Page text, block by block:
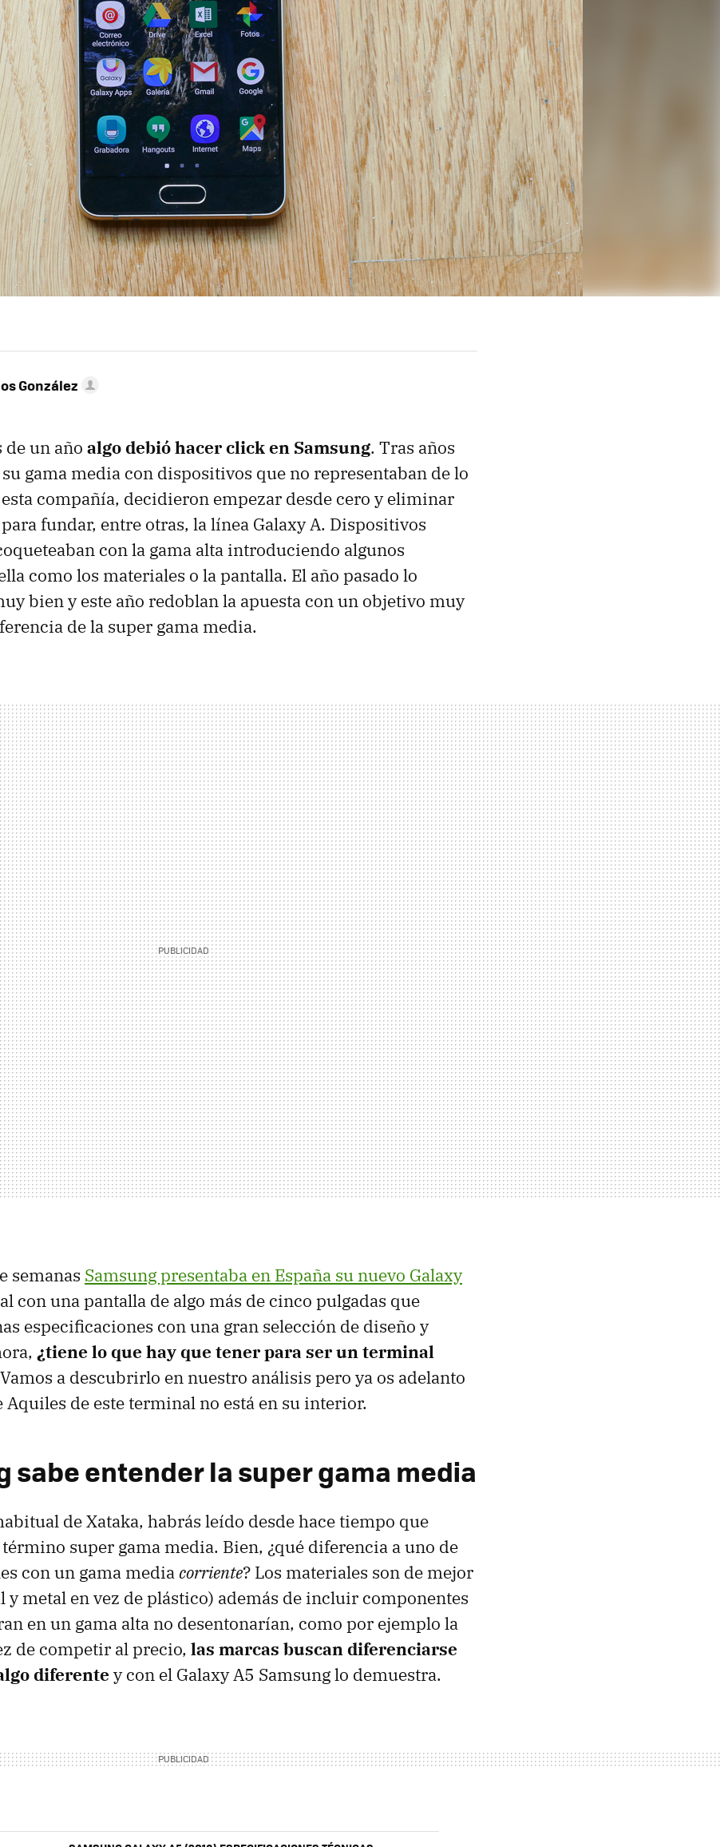
González
de un año algo debió hacer click en Samsung. Tras años
gama media con dispositivos que no representaban de lo
compañía, decidieron empezar desde cero y eliminar
fundar, entre otras, la línea Galaxy A. Dispositivos
con la gama alta introduciendo algunos
como los materiales o la pantalla. El año pasado lo
bien y este año redoblan la apuesta con un objetivo muy
de la super gama media.
semanas Samsung presentaba en España su nuevo Galaxy
con una pantalla de algo más de cinco pulgadas que
especificaciones con una gran selección de diseño y
¿tiene lo que hay que tener para ser un terminal
Vamos a descubrirlo en nuestro análisis pero ya os adelanto
Aquiles de este terminal no está en su interior.
sabe entender la super gama media
de Xataka, habrás leído desde hace tiempo que
super gama media. Bien, ¿qué diferencia a uno de
con un gama media corriente? Los materiales son de mejor
y metal en vez de plástico) además de incluir componentes
en un gama alta no desentonarían, como por ejemplo la
de competir al precio, las marcas buscan diferenciarse
diferente y con el Galaxy A5 Samsung lo demuestra.